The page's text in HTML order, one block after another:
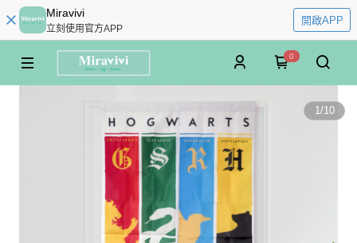
Miravivi
立刻使用官方APP
開啟APP
0
1/10